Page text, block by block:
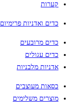
קערות
כדים ואדניות פרימיום
כדים מרובעים
כדים עגולים
אדניות מלבניות
כסאות מעוצבים
מוצרים משלימים